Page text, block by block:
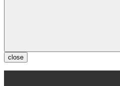
close